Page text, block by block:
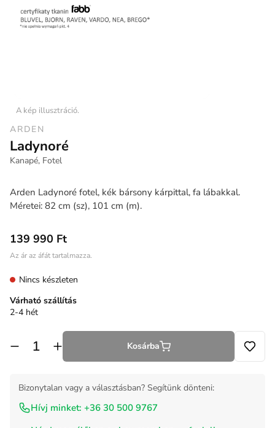
A kép illusztráció.
ARDEN
Ladynoré
Kanapé, Fotel
Arden Ladynoré fotel, kék bársony kárpittal, fa lábakkal.
Méretei: 82 cm (sz), 101 cm (m).
139 990 Ft
Az ár az áfát tartalmazza.
Nincs készleten
Várható szállítás
2-4 hét
Kosárba
Bizonytalan vagy a választásban? Segítünk dönteni:
Hívj minket: +36 30 500 9767